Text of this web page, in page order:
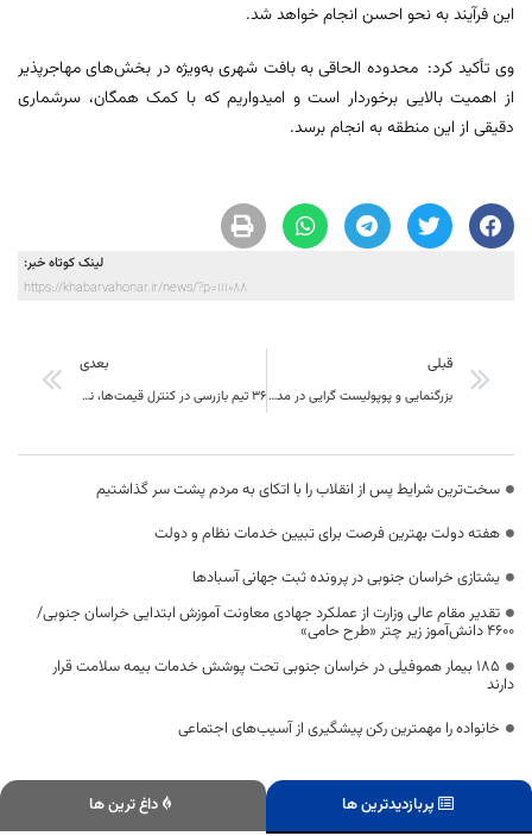
این فرآیند به نحو احسن انجام خواهد شد.
وی تأکید کرد: محدوده الحاقی به بافت شهری به‌ویژه در بخش‌های مهاجرپذیر
از اهمیت بالایی برخوردار است و امیدواریم که با کمک همگان، سرشماری
دقیقی از این منطقه به انجام برسد.
لینک کوتاه خبر:
https://khabarvahonar.ir/news/?p=111088
قبلی
بزرگنمایی و پوپولیست گرایی در مدیریت خراسان جنوبی یکی از علت های عقب ماندگی استان
بعدی
36 تیم بازرسی در کنترل قیمت‌ها، نظارت بر بازار کالاهای اساسی خراسان جنوبی نظارت دارند
سخت‌ترین شرایط پس از انقلاب را با اتکای به مردم پشت سر گذاشتیم
هفته دولت بهترین فرصت برای تبیین خدمات نظام و دولت
یشتازی خراسان جنوبی در پرونده ثبت جهانی آسبادها
تقدیر مقام عالی وزارت از عملکرد جهادی معاونت آموزش ابتدایی خراسان جنوبی/
۴۶۰۰ دانش‌آموز زیر چتر «طرح حامی»
۱۸۵ بیمار هموفیلی در خراسان جنوبی تحت پوشش خدمات بیمه سلامت قرار
دارند
خانواده را مهمترین رکن پیشگیری از آسیب‌های اجتماعی
پربازدیدترین ها داغ ترین ها